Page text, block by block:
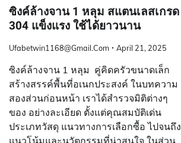
ซิงค์ล้างจาน 1 หลุม สแตนเลสเกรด
304 แข็งแรง ใช้ได้ยาวนาน
Ufabetwin1168@gmail.com April 21, 2025
ซิงค์ล้างจาน 1 หลุม คู่คิดครัวขนาดเล็ก
สร้างสรรค์พื้นที่อเนกประสงค์ ในบทความ
สองส่วนก่อนหน้า เราได้สำรวจมิติต่างๆ
ของ อย่างละเอียด ตั้งแต่คุณสมบัติเด่น
ประเภทวัสดุ แนวทางการเลือกซื้อ ไปจนถึง